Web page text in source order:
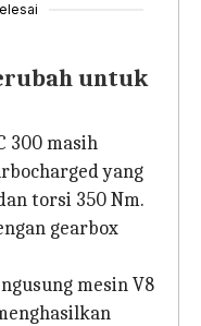
untuk
300 masih
yang
torsi 350 Nm.
gearbox
mesin V8